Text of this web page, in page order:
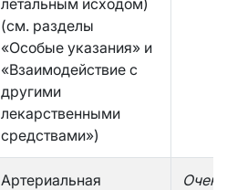
(см. разделы
«Особые указания» и
«Взаимодействие с
другими
лекарственными
средствами»)
Артериальная
Очень